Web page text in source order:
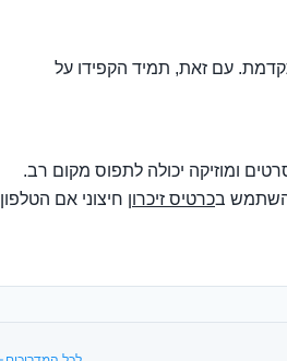
עם זאת, תמיד הקפידו על
ומוזיקה יכולה לתפוס מקום רב.
להשתמש בכרטיס זיכרון חיצוני אם הטלפון